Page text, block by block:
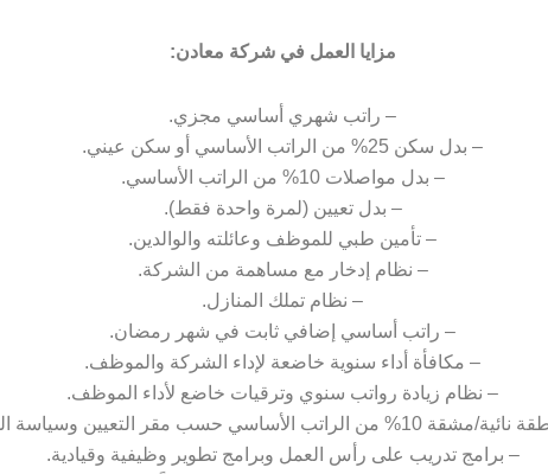
مزايا العمل في شركة معادن:
– راتب شهري أساسي مجزي.
– بدل سكن 25% من الراتب الأساسي أو سكن عيني.
– بدل مواصلات 10% من الراتب الأساسي.
– بدل تعيين (لمرة واحدة فقط).
– تأمين طبي للموظف وعائلته والوالدين.
– نظام إدخار مع مساهمة من الشركة.
– نظام تملك المنازل.
– راتب أساسي إضافي ثابت في شهر رمضان.
– مكافأة أداء سنوية خاضعة لإداء الشركة والموظف.
– نظام زيادة رواتب سنوي وترقيات خاضع لأداء الموظف.
الراتب الأساسي حسب مقر التعيين وسياسة الشركة.
– برامج تدريب على رأس العمل وبرامج تطوير وظيفية وقيادية.